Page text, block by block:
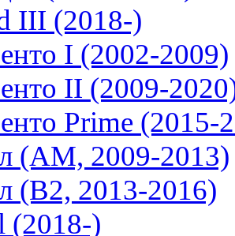
III (2018-)
I (2002-2009)
II (2009-
Prime (2015-
(AM, 2009-2013)
(B2, 2013-2016)
(2018-)